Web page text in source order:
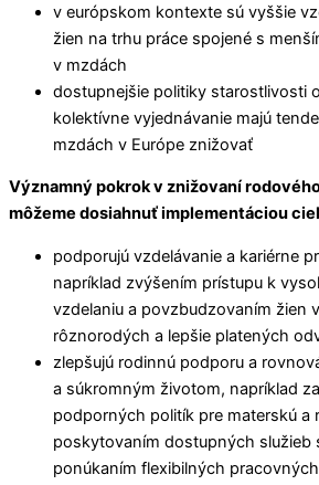
v európskom kontexte sú vyššie
žien na trhu práce spojené s
v mzdách
dostupnejšie politiky starostlivosti
kolektívne vyjednávanie majú
mzdách v Európe znižovať
Významný pokrok v znižovaní
môžeme dosiahnuť implementáciou
podporujú vzdelávanie a kariérne
napríklad zvýšením prístupu k
vzdelaniu a povzbudzovaním žien
rôznorodých a lepšie platených
zlepšujú rodinnú podporu a
a súkromným životom, napríklad
podporných politík pre materskú a
poskytovaním dostupných služieb
ponúkaním flexibilných